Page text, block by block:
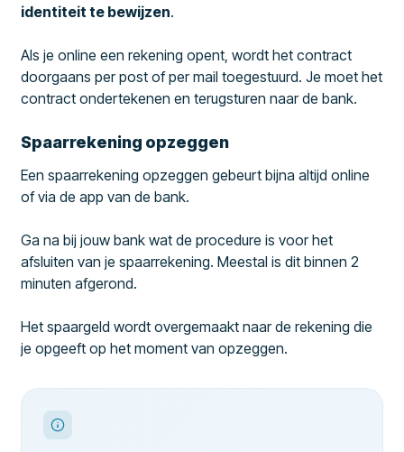
identiteit te bewijzen.
Als je online een rekening opent, wordt het contract
doorgaans per post of per mail toegestuurd. Je moet het
contract ondertekenen en terugsturen naar de bank.
Spaarrekening opzeggen
Een spaarrekening opzeggen gebeurt bijna altijd online
of via de app van de bank.
Ga na bij jouw bank wat de procedure is voor het
afsluiten van je spaarrekening. Meestal is dit binnen 2
minuten afgerond.
Het spaargeld wordt overgemaakt naar de rekening die
je opgeeft op het moment van opzeggen.